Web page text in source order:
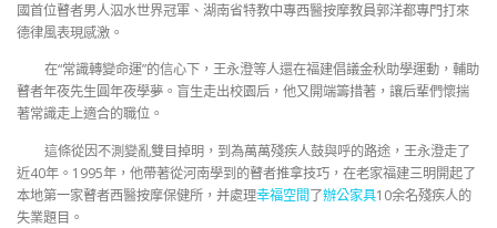
國首位瞽者男人泅水世界冠軍、湖南省特教中專西醫按摩教員郭洋都專門打來
德律風表現感激。
在“常識轉變命運”的信心下，王永澄等人還在福建倡議金秋助學運動，輔助
瞽者年夜先生圓年夜學夢。盲生走出校園后，他又開端籌措著，讓后輩們懷揣
著常識走上適合的職位。
這條從因不測變亂雙目掉明，到為萬萬殘疾人鼓與呼的路途，王永澄走了
近40年。1995年，他帶著從河南學到的瞽者推拿技巧，在老家福建三明開起了
本地第一家瞽者西醫按摩保健所，并處理幸福空間了辦公家具10余名殘疾人的
失業題目。